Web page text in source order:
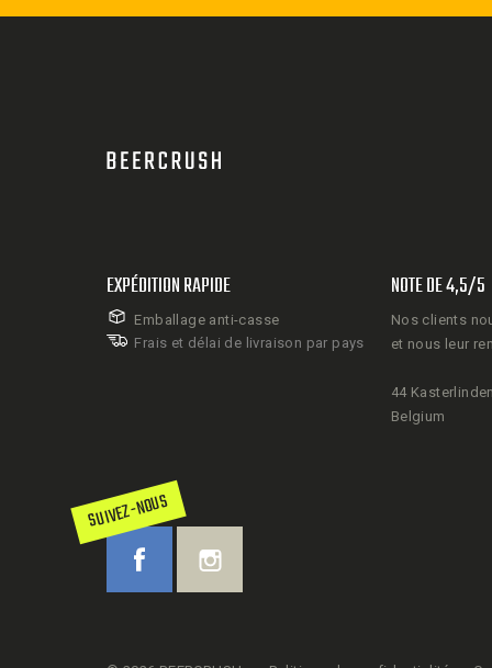
EXPÉDITION RAPIDE
Emballage anti-casse
Frais et délai de livraison par pays
NOTE DE 4,5/5
Nos clients
et nous leur
44
Belgium
SUIVEZ-NOUS